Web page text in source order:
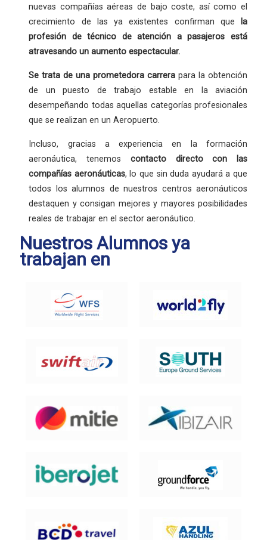
nuevas compañías aéreas de bajo coste, así como el
crecimiento de las ya existentes confirman que
la
profesión
de técnico de atención a pasajeros está
atravesando un aumento espectacular.
Se trata de unaprometedora carrera para la obtención
de un puesto de trabajo estable en la aviación
desempeñando todas aquellas categorías profesionales
que se realizan en un Aeropuerto.
Incluso, gracias a experiencia en la formación
aeronáutica, tenemos contacto directo con las
compañías aeronáuticas, lo que sin duda ayudará a que
todos los alumnos de nuestros centros aeronáuticos
destaquen y consigan mejores y mayores posibilidades
reales de trabajar en el sector aeronáutico.
Nuestros Alumnos ya
trabajan en